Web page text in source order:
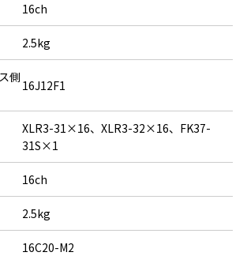
16ch
2.5kg
側
16J12F1
XLR3-31×16、XLR3-32×16、FK37-
31S×1
16ch
2.5kg
16C20-M2